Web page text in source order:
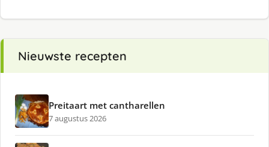
Nieuwste recepten
Preitaart met cantharellen
7 augustus 2026